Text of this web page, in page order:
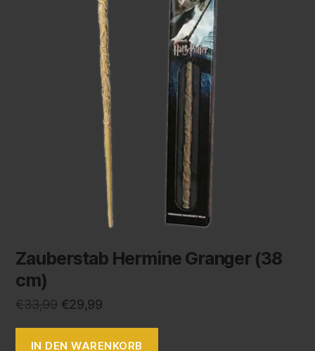
Zauberstab Hermine Granger (38
cm)
€33,99 €29,99
IN DEN WARENKORB